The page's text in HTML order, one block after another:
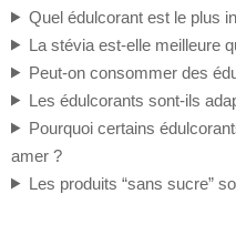
Quel édulcorant est le plus
La stévia est-elle meilleure
Peut-on consommer des
Les édulcorants sont-ils
Pourquoi certains
amer ?
Les produits “sans sucre”